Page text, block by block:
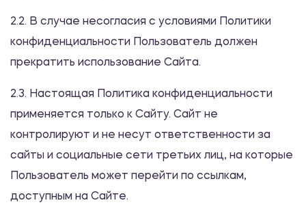
2.2. В случае несогласия с условиями Политики
конфиденциальности Пользователь должен
прекратить использование Сайта.
2.3. Настоящая Политика конфиденциальности
применяется только к Сайту. Сайт не
контролируют и не несут ответственности за
сайты и социальные сети третьих лиц, на которые
Пользователь может перейти по ссылкам,
доступным на Сайте.